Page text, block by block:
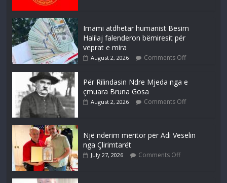
Imami atdhetar humanist Besim
Halilaj falenderon bëmiresit për
veprat e mira
August 2, 2026 Comments Off
Për Rilindasin Ndre Mjeda nga e
çmuara Bruna Gosa
August 2, 2026 Comments Off
Një nderim meritor për Adi Veselin
nga Çlirimtarët
July 27, 2026 Comments Off